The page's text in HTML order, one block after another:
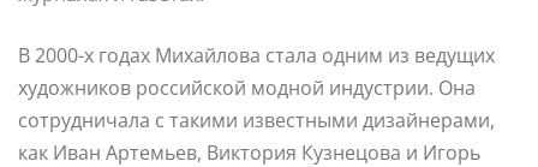
В 2000-х годах Михайлова стала одним из ведущих
художников российской модной индустрии. Она
сотрудничала с такими известными дизайнерами,
как Иван Артемьев, Виктория Кузнецова и Игорь